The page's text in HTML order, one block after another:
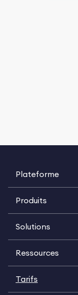
Plateforme
Produits
Solutions
Ressources
Tarifs